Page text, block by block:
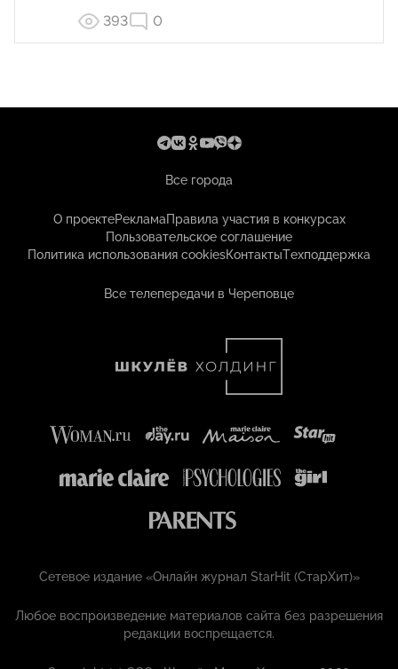
393
0
Все города
О проектеРекламаПравила участия в конкурсах
Пользовательское соглашение
Политика использования cookiesКонтактыТехподдержка
Все телепередачи в Череповце
Сетевое издание «Онлайн журнал StarHit (СтарХит)»
Любое воспроизведение материалов сайта без разрешения
редакции воспрещается.